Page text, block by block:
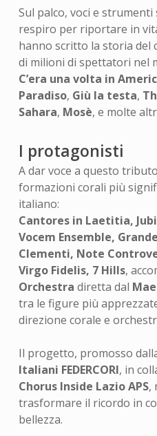
Sul palco, voci e
respiro per riportare in
hanno scritto la storia del
di milioni di spettatori nel
C’era una volta in
Paradiso, Giù la testa,
Sahara, Mosè, e molte
I protagonisti
A dar voce a questo
formazioni corali più
italiano:
Cantores in Laetitia,
Vocem Ensemble,
Clementi, Note
Virgo Fidelis, 7 Hills,
Orchestra diretta dal
tra le figure più
direzione corale e
Il progetto, promosso
Italiani FEDERCORI, in
Chorus Inside Lazio APS,
trasformare il ricordo in
bellezza.